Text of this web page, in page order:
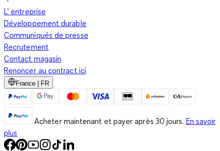
L' entreprise
Développement durable
Communiqués de presse
Recrutement
Contact magasin
Renoncer au contract ici
France | FR
Acheter maintenant et payer après 30 jours. En savoir
plus